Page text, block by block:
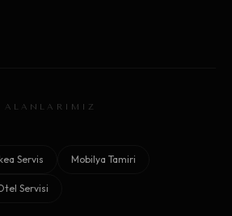
ALANLARIMIZ
Servis Mobilya Tamiri
Servisi